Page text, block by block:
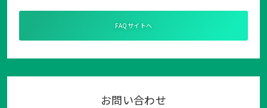
FAQサイトへ
お問い合わせ